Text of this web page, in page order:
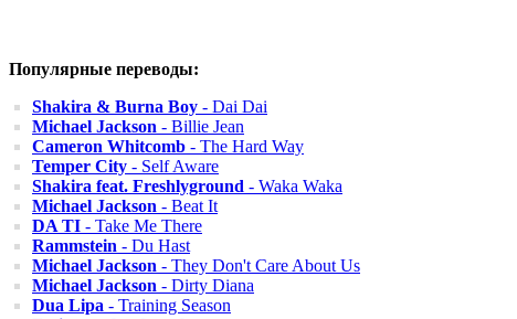
Популярные переводы:
Shakira & Burna Boy - Dai Dai
Michael Jackson - Billie Jean
Cameron Whitcomb - The Hard Way
Temper City - Self Aware
Shakira feat. Freshlyground - Waka Waka
Michael Jackson - Beat It
DA TI - Take Me There
Rammstein - Du Hast
Michael Jackson - They Don't Care About Us
Michael Jackson - Dirty Diana
Dua Lipa - Training Season